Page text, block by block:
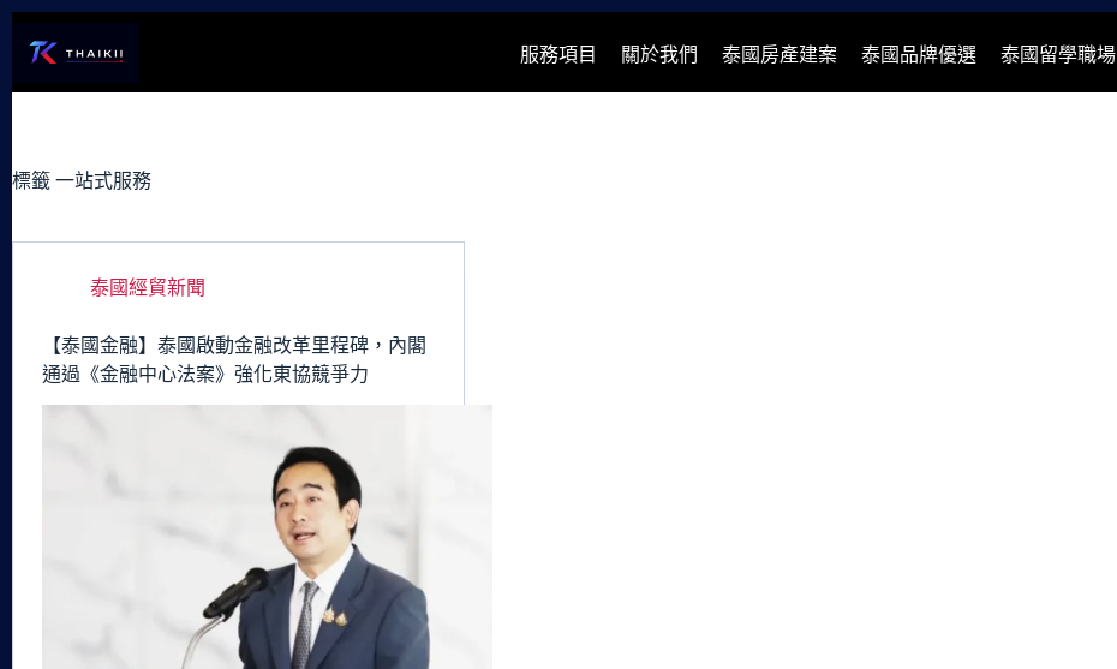
容
服務項目 關於我們 泰國房產建案 泰國品牌優選 泰國留學職場
標籤 一站式服務
泰國經貿新聞
【泰國金融】泰國啟動金融改革里程碑，內閣
通過《金融中心法案》強化東協競爭力